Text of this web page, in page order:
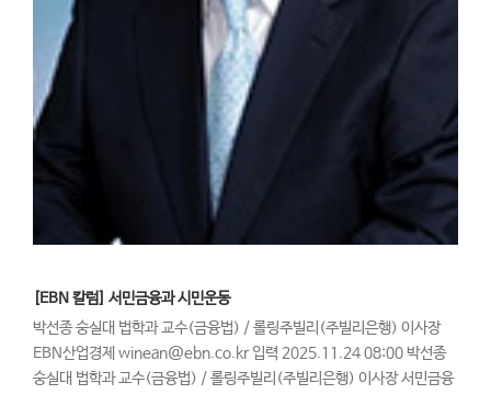
[EBN 칼럼] 서민금융과 시민운동
박선종 숭실대 법학과 교수(금융법) / 롤링주빌리(주빌리은행) 이사장
EBN산업경제 winean@ebn.co.kr 입력 2025.11.24 08:00 박선종
숭실대 법학과 교수(금융법) / 롤링주빌리(주빌리은행) 이사장 서민금융